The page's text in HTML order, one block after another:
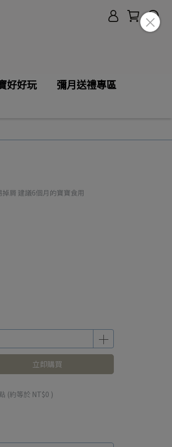
好好玩
彌月送禮專區
屑 建議6個月的寶寶食用
立即購買
(約等於 NT$0 )